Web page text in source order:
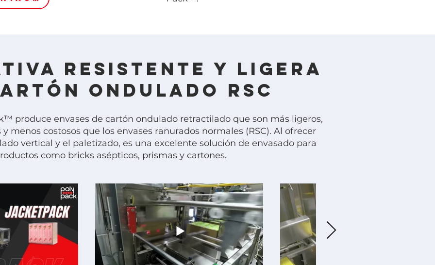
resistente y ligera
ondulado RSC
produce envases de cartón ondulado retractilado que son más ligeros,
menos costosos que los envases ranurados normales (RSC). Al ofrecer
vertical y el paletizado, es una excelente solución de envasado para
como bricks asépticos, prismas y cartones.